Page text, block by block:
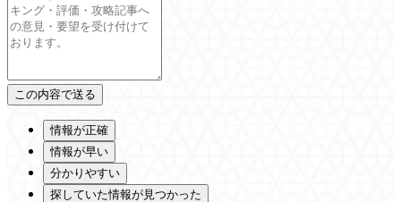
情報が正確
情報が早い
分かりやすい
探していた情報が見つかった